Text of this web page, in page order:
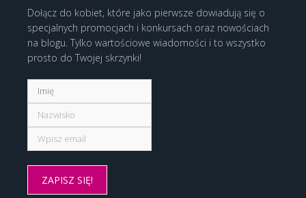
Dołącz do kobiet, które jako pierwsze dowiadują się o
specjalnych promocjach i konkursach oraz nowościach
na blogu. Tylko wartościowe wiadomości i to wszystko
prosto do Twojej skrzynki!